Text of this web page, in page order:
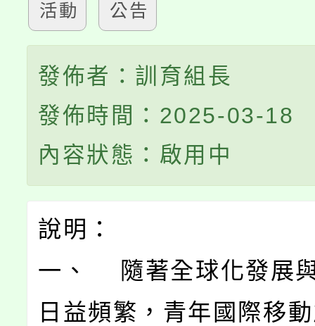
活動 公告
發佈者：訓育組長
發佈時間：2025-03-18
內容狀態：啟用中
說明：
一、 隨著全球化發展
日益頻繁，青年國際移